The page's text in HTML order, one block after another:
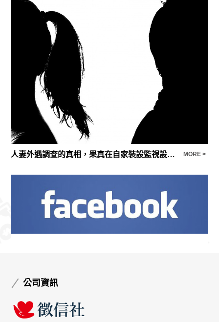
人妻外遇調查的真相，果真在自家裝設監視設備抓姦成功 MORE >
公司資訊